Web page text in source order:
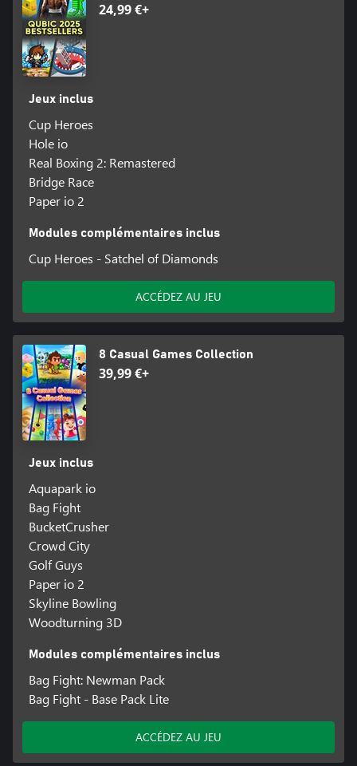
24,99 €+
Jeux inclus
Cup Heroes
Hole io
Real Boxing 2: Remastered
Bridge Race
Paper io 2
Modules complémentaires inclus
Cup Heroes - Satchel of Diamonds
ACCÉDEZ AU JEU
8 Casual Games Collection
39,99 €+
Jeux inclus
Aquapark io
Bag Fight
BucketCrusher
Crowd City
Golf Guys
Paper io 2
Skyline Bowling
Woodturning 3D
Modules complémentaires inclus
Bag Fight: Newman Pack
Bag Fight - Base Pack Lite
ACCÉDEZ AU JEU